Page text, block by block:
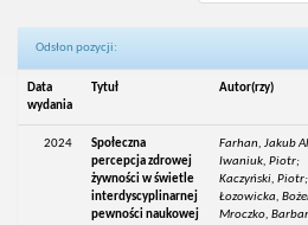
Odsłon pozycji:
Data
wydania
Tytuł Autor(rzy)
2024
Społeczna
percepcja zdrowej
żywności w świetle
interdyscyplinarnej
pewności naukowej
Farhan, Jakub
Iwaniuk, Piotr;
Kaczyński, Piotr;
Łozowicka,
Mroczko,